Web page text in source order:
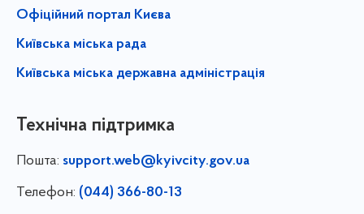
Офіційний портал Києва
Київська міська рада
Київська міська державна адміністрація
Технічна підтримка
Пошта: support.web@kyivcity.gov.ua
Телефон: (044) 366-80-13